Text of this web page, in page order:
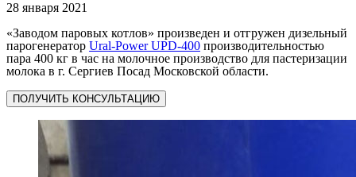
28 января 2021
«Заводом паровых котлов» произведен и отгружен дизельный
парогенератор Ural-Power UPD-400 производительностью
пара 400 кг в час на молочное производство для пастеризации
молока в г. Сергиев Посад Московской области.
ПОЛУЧИТЬ КОНСУЛЬТАЦИЮ